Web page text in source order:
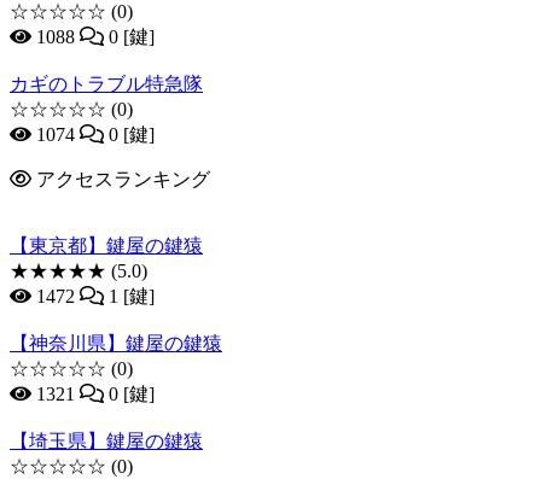
☆☆☆☆☆ (0)
1088
0 [鍵]
カギのトラブル特急隊
☆☆☆☆☆ (0)
1074
0 [鍵]
アクセスランキング
【東京都】鍵屋の鍵猿
★★★★★ (5.0)
1472
1 [鍵]
【神奈川県】鍵屋の鍵猿
☆☆☆☆☆ (0)
1321
0 [鍵]
【埼玉県】鍵屋の鍵猿
☆☆☆☆☆ (0)